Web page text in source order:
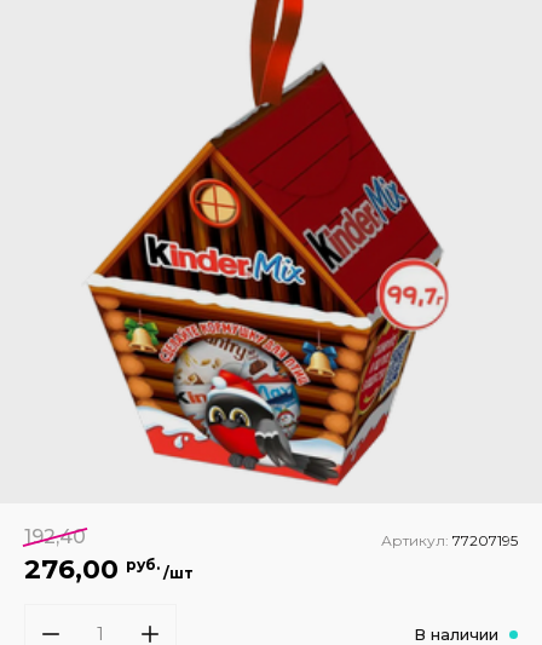
192,40
276,00 руб. /шт
Артикул: 77207195
В наличии